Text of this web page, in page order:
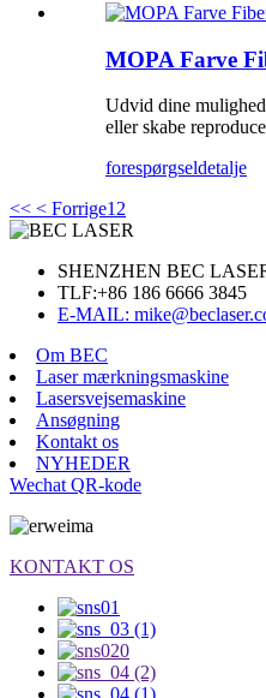
MOPA Farve
Udvid dine
eller skabe
forespørgseldetalje
<< < Forrige1 2
SHENZHEN BEC
TLF:+86 186 6666 3845
E-MAIL:
Om BEC
Laser mærkningsmaskine
Lasersvejsemaskine
Ansøgning
Kontakt os
NYHEDER
Wechat QR-kode
KONTAKT OS